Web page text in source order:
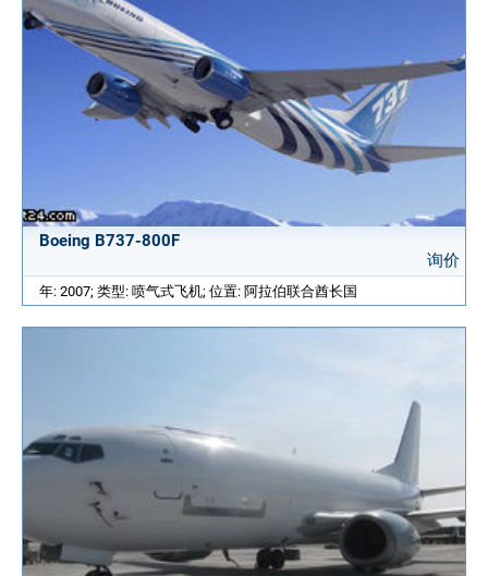
Boeing B737-800F
询价
年: 2007; 类型: 喷气式飞机; 位置: 阿拉伯联合酋长国